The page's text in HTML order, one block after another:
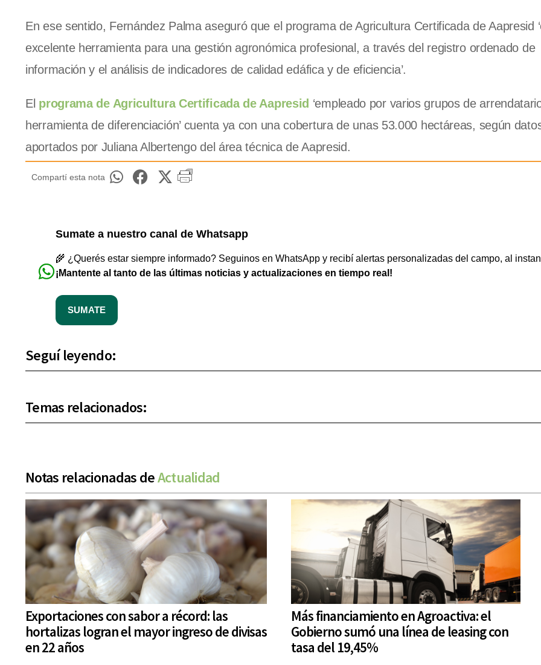
En ese sentido, Fernández Palma aseguró que el programa de Agricultura Certificada de Aapresid
excelente herramienta para una gestión agronómica profesional, a través del registro ordenado de
información y el análisis de indicadores de calidad edáfica y de eficiencia’.
El programa de Agricultura Certificada de Aapresid ‘empleado por varios grupos de
herramienta de diferenciación’ cuenta ya con una cobertura de unas 53.000 hectáreas, según
aportados por Juliana Albertengo del área técnica de Aapresid.
Compartí esta nota
Sumate a nuestro canal de Whatsapp
🌾 ¿Querés estar siempre informado? Seguinos en WhatsApp y recibí alertas personalizadas del campo, al
¡Mantente al tanto de las últimas noticias y actualizaciones en tiempo real!
SUMATE
Seguí leyendo:
Temas relacionados:
Notas relacionadas deActualidad
Exportaciones con sabor a récord: las
hortalizas logran el mayor ingreso de divisas
en 22 años
Más financiamiento en Agroactiva: el
Gobierno sumó una línea de leasing con
tasa del 19,45%